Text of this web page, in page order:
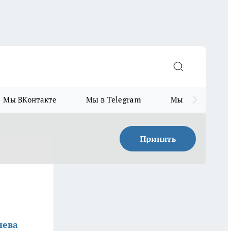
Мы ВКонтакте Мы в Telegram Мы в MAX
Принять